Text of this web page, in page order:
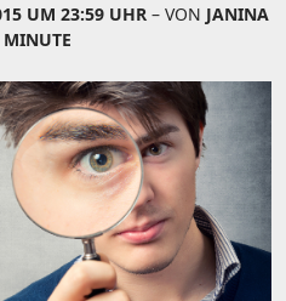
UM 23:59 UHR – VON JANINA
MINUTE